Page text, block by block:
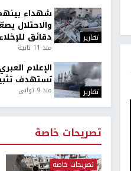
تقارير
شهداء
والاحتلال
دقائق للإخلاء
منذ 11 ثانية
تقارير
الإعلام
تستهدف
منذ 9 ثواني
تصريحات خاصة
تصريحات خاصة